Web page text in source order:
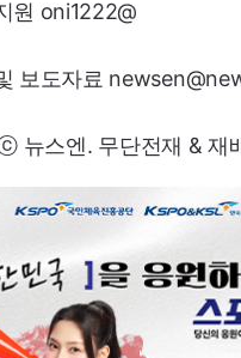
원 oni1222@
보도자료
뉴스엔. 무단전재 & 재